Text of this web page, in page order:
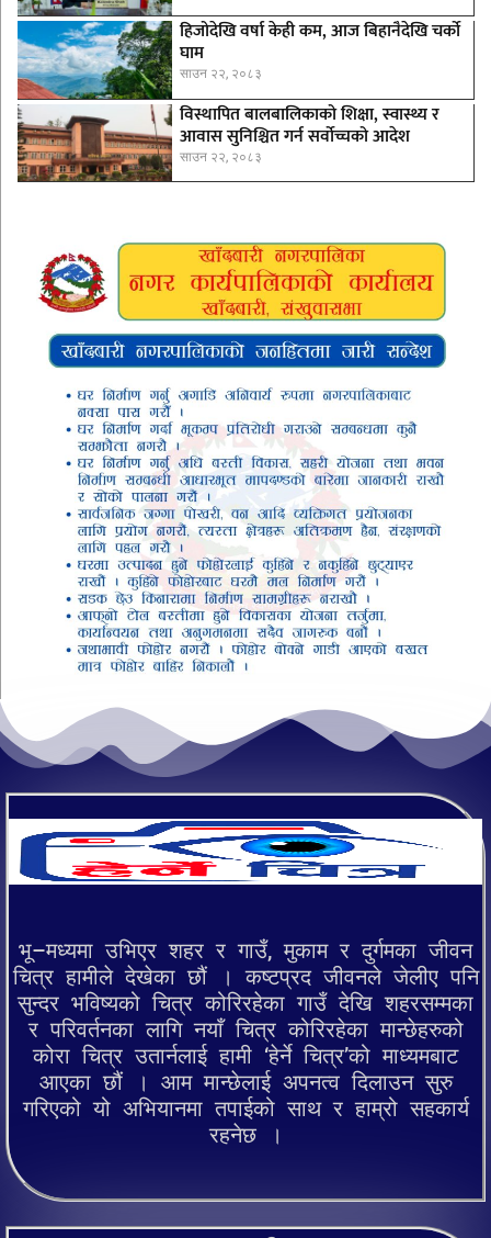
हिजोदेखि वर्षा केही कम, आज बिहानैदेखि चर्को
घाम
साउन २२, २०८३
विस्थापित बालबालिकाको शिक्षा, स्वास्थ्य र
आवास सुनिश्चित गर्न सर्वोच्चको आदेश
साउन २२, २०८३
भू–मध्यमा उभिएर शहर र गाउँ, मुकाम र दुर्गमका जीवन
चित्र हामीले देखेका छौं । कष्टप्रद जीवनले जेलीए पनि
सुन्दर भविष्यको चित्र कोरिरहेका गाउँ देखि शहरसम्मका
र परिवर्तनका लागि नयाँ चित्र कोरिरहेका मान्छेहरुको
कोरा चित्र उतार्नलाई हामी ‘हेर्ने चित्र’को माध्यमबाट
आएका छौं । आम मान्छेलाई अपनत्व दिलाउन सुरु
गरिएको यो अभियानमा तपाईको साथ र हाम्रो सहकार्य
रहनेछ ।